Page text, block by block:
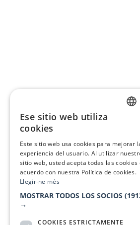
Ese sitio web utiliza
cookies
Este sitio web usa cookies para mejorar
experiencia del usuario. Al utilizar
sitio web, usted acepta todas las cookies
acuerdo con nuestra Política de cookies.
Llegir-ne més
MOSTRAR TODOS LOS SOCIOS
→
COOKIES ESTRICTAMENTE